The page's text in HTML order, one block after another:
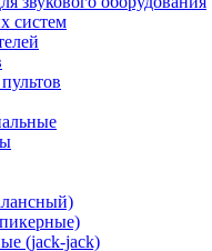
систем
(jack-jack)